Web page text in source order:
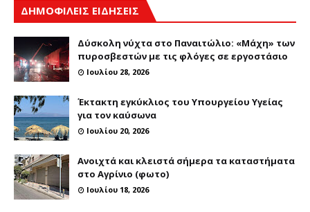
ΔΗΜΟΦΙΛΕΙΣ ΕΙΔΗΣΕΙΣ
Δύσκολη νύχτα στο Παναιτώλιο: «Μάχη» των
πυροσβεστών με τις φλόγες σε εργοστάσιο
Ιουλίου 28, 2026
Έκτακτη εγκύκλιος του Υπουργείου Υγείας
για τον καύσωνα
Ιουλίου 20, 2026
Ανοιχτά και κλειστά σήμερα τα καταστήματα
στο Αγρίνιο (φωτο)
Ιουλίου 18, 2026